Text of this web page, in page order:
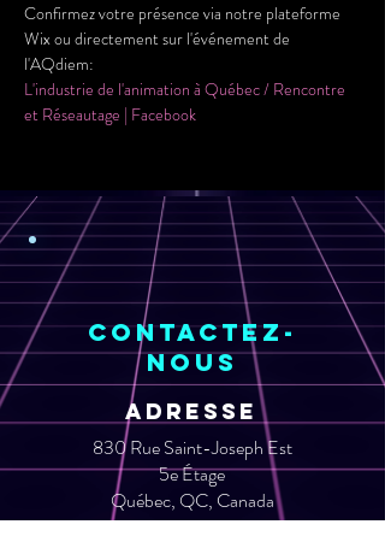
Confirmez votre présence via notre plateforme
Wix ou directement sur l'événement de
l'AQdiem:
L'industrie de l'animation à Québec / Rencontre
et Réseautage | Facebook
Contactez-
nous
ADRESSE
830 Rue Saint-Joseph Est
5e Étage
Québec, QC, Canada
G1K 3C9